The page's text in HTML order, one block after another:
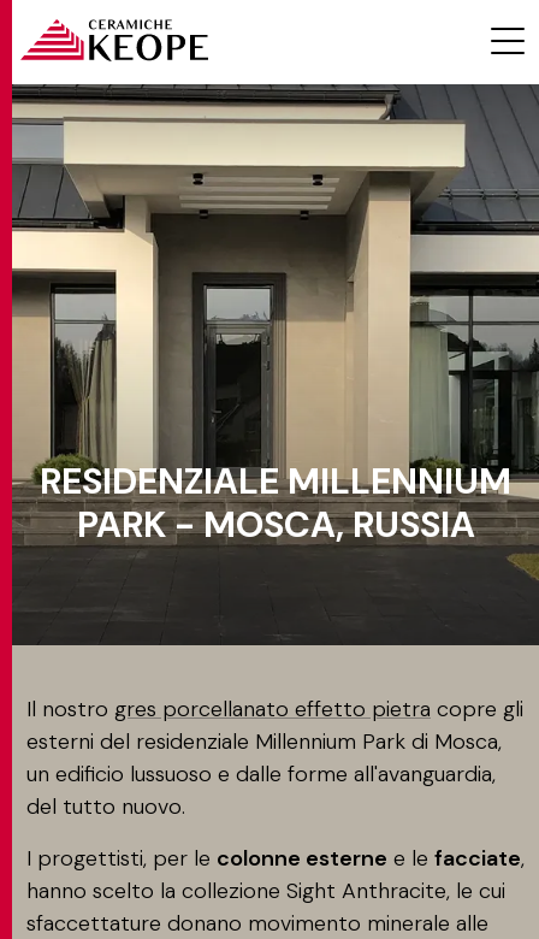
PROGETTI
MAGAZINE
EVENTI
CONTATTI
MATCH APP
CERCA
AREA RISERVATA
RESIDENZIALE MILLENNIUM
PARK - MOSCA, RUSSIA
Il nostro gres porcellanato effetto pietra copre gli
esterni del residenziale Millennium Park di Mosca,
un edificio lussuoso e dalle forme all'avanguardia,
del tutto nuovo.
I progettisti, per le colonne esterne e le facciate,
hanno scelto la collezione Sight Anthracite, le cui
sfaccettature donano movimento minerale alle